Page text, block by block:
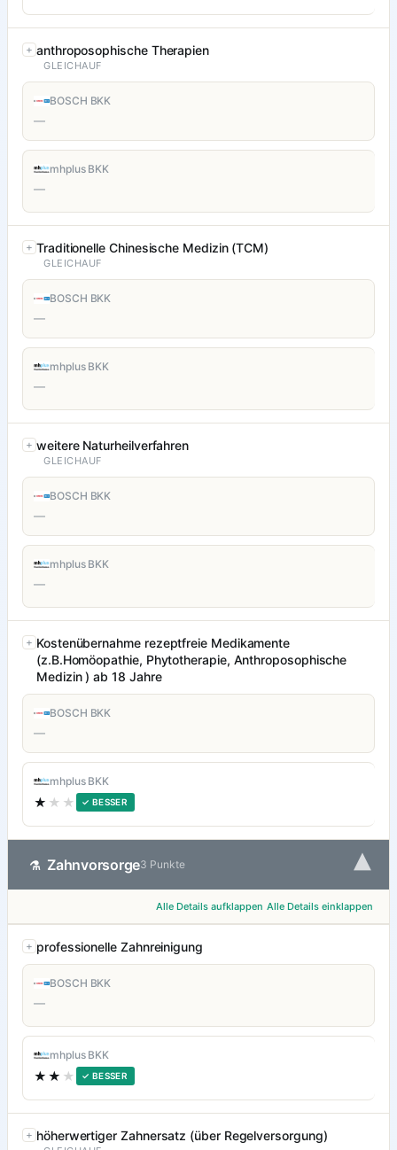
anthroposophische Therapien
GLEICHAUF
BOSCH BKK
—
mhplus BKK
—
Traditionelle Chinesische Medizin (TCM)
GLEICHAUF
BOSCH BKK
—
mhplus BKK
—
weitere Naturheilverfahren
GLEICHAUF
BOSCH BKK
—
mhplus BKK
—
Kostenübernahme rezeptfreie Medikamente
(z.B.Homöopathie, Phytotherapie, Anthroposophische
Medizin ) ab 18 Jahre
BOSCH BKK
—
mhplus BKK
★ ★★ ✓ BESSER
⚗ Zahnvorsorge3 Punkte ▾
Alle Details aufklappen Alle Details einklappen
professionelle Zahnreinigung
BOSCH BKK
—
mhplus BKK
★★ ★ ✓ BESSER
höherwertiger Zahnersatz (über Regelversorgung)